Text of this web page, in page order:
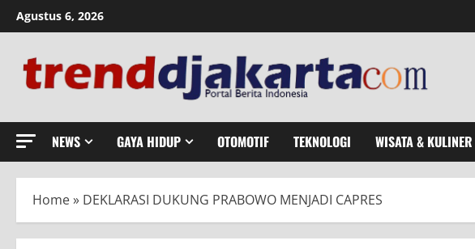
Skip
to
Agustus 6, 2026
NEWS GAYA HIDUP OTOMOTIF TEKNOLOGI WISATA & KULINER
Home» DEKLARASI DUKUNG PRABOWO MENJADI CAPRES